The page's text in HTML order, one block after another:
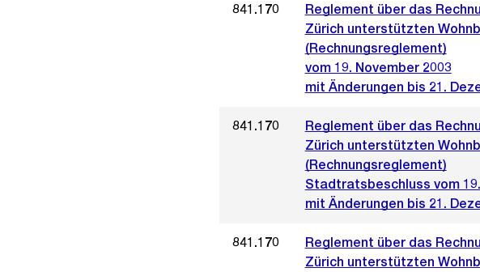
841.170
Reglement über das
Zürich unterstützten
(Rechnungsreglement)
vom 19. November 2003
mit Änderungen bis 21.
841.170
Reglement über das
Zürich unterstützten
(Rechnungsreglement)
Stadtratsbeschluss vom
mit Änderungen bis 21.
841.170
Reglement über das
Zürich unterstützten